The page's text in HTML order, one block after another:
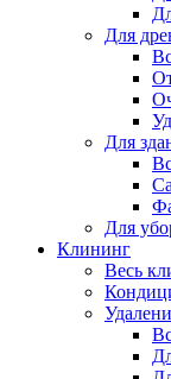
Для
Для
Для
Клининг
Весь